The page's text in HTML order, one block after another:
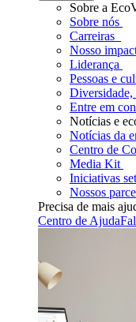
Sobre a
Sobre nós
Carreiras
Nosso
Liderança
Pessoas e
Diversidade,
Entre em
Notícias e
Notícias da
Centro de
Media Kit
Iniciativas
Nossos
Precisa de mais
Centro de Ajuda